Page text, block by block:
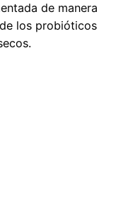
de manera
los probióticos